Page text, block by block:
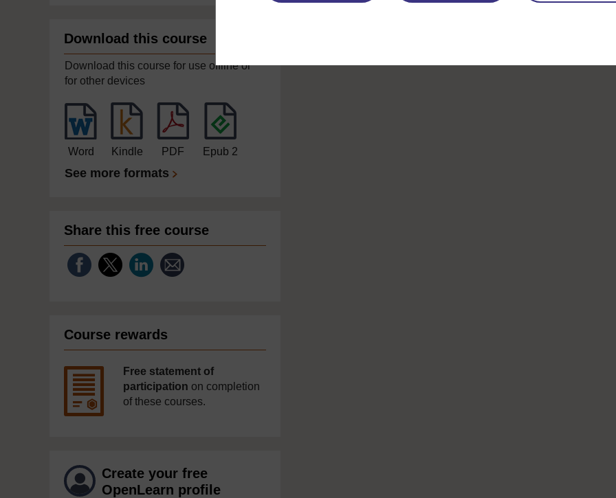
Download this course
Download this course for use offline or
for other devices
Word Kindle PDF Epub 2
See more formats
Share this free course
Course rewards
Free statement of
participation on completion
of these courses.
Create your free
OpenLearn profile